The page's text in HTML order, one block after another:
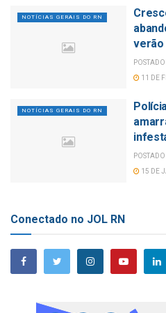
NOTÍCIAS GERAIS DO RN
verão
11 DE
NOTÍCIAS GERAIS DO RN
15 DE
Conectado no JOL RN